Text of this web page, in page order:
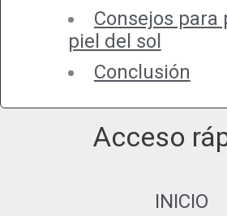
Consejos para
piel del sol
Conclusión
Acceso
INICIO